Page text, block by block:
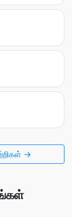
→